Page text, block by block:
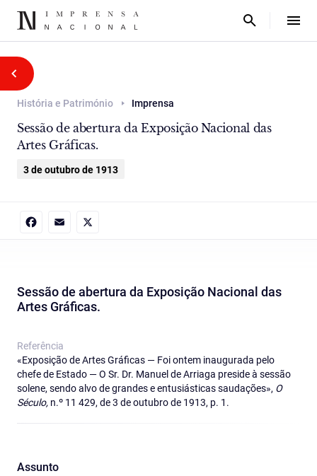
História e Património Imprensa
Sessão de abertura da Exposição Nacional das
Artes Gráficas.
3 de outubro de 1913
Sessão de abertura da Exposição Nacional das
Artes Gráficas.
Referência
«Exposição de Artes Gráficas — Foi ontem inaugurada pelo
chefe de Estado — O Sr. Dr. Manuel de Arriaga preside à sessão
solene, sendo alvo de grandes e entusiásticas saudações», O
Século, n.º 11 429, de 3 de outubro de 1913, p. 1.
Assunto